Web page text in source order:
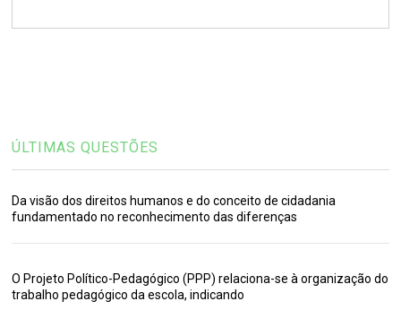
ÚLTIMAS QUESTÕES
Da visão dos direitos humanos e do conceito de cidadania
fundamentado no reconhecimento das diferenças
O Projeto Político-Pedagógico (PPP) relaciona-se à organização do
trabalho pedagógico da escola, indicando